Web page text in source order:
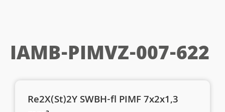
IAMB-PIMVZ-007-622
Re2X(St)2Y SWBH-fl PIMF 7x2x1,3